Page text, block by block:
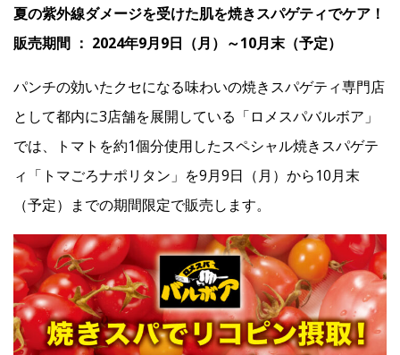
よくあるご質問 IRお問い合わせ 免責事項
Franchise
Recruit
Contact
夏の紫外線ダメージを受けた肌を焼きスパゲティでケア！
販売期間 ： 2024年9月9日（月）～10月末（予定）
パンチの効いたクセになる味わいの焼きスパゲティ専門店
として都内に3店舗を展開している「ロメスパバルボア」
では、トマトを約1個分使用したスペシャル焼きスパゲテ
ィ「トマごろナポリタン」を9月9日（月）から10月末
（予定）までの期間限定で販売します。